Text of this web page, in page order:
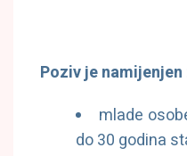
Poziv je namijenjen
mlade
do 30 godina